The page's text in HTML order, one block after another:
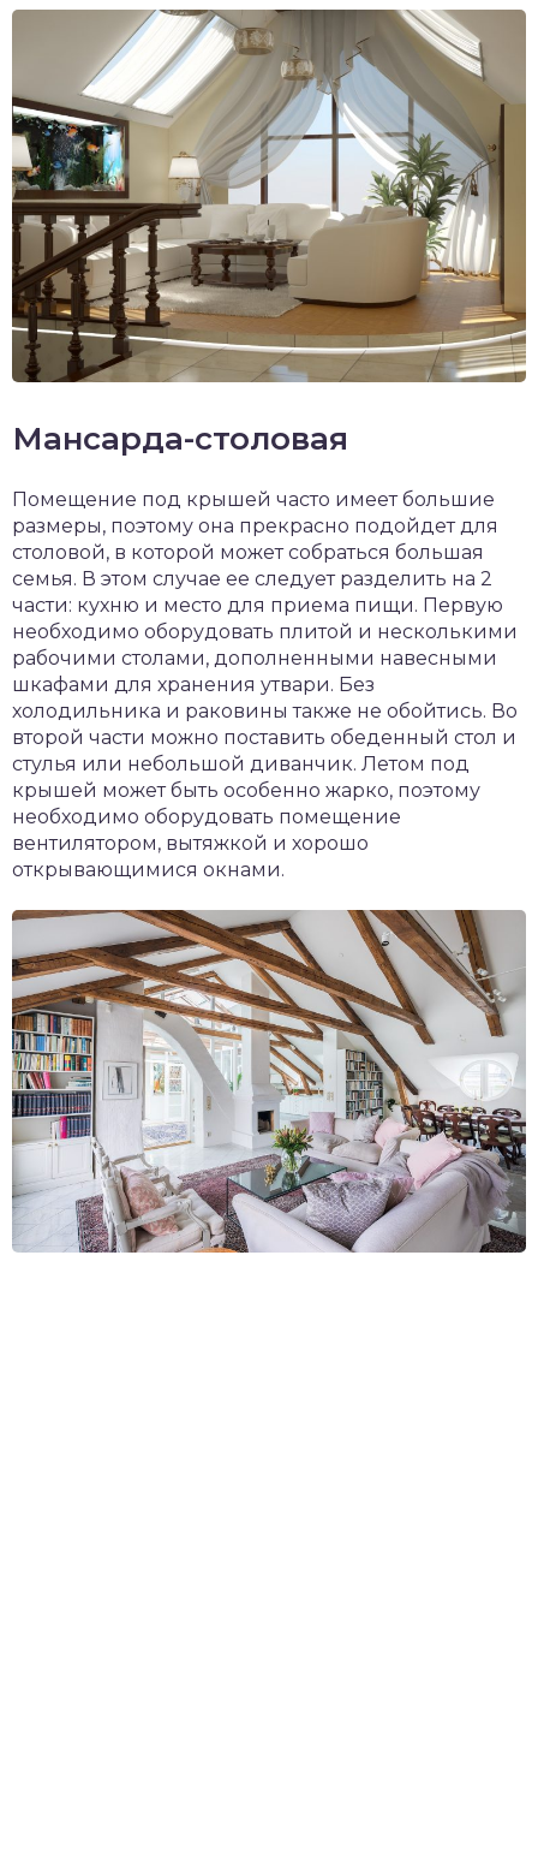
Мансарда-столовая
Помещение под крышей часто имеет большие
размеры, поэтому она прекрасно подойдет для
столовой, в которой может собраться большая
семья. В этом случае ее следует разделить на 2
части: кухню и место для приема пищи. Первую
необходимо оборудовать плитой и несколькими
рабочими столами, дополненными навесными
шкафами для хранения утвари. Без
холодильника и раковины также не обойтись. Во
второй части можно поставить обеденный стол и
стулья или небольшой диванчик. Летом под
крышей может быть особенно жарко, поэтому
необходимо оборудовать помещение
вентилятором, вытяжкой и хорошо
открывающимися окнами.